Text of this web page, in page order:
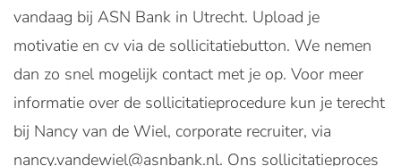
vandaag bij ASN Bank in Utrecht. Upload je
motivatie en cv via de sollicitatiebutton. We nemen
dan zo snel mogelijk contact met je op. Voor meer
informatie over de sollicitatieprocedure kun je terecht
bij Nancy van de Wiel, corporate recruiter, via
nancy.vandewiel@asnbank.nl. Ons sollicitatieproces